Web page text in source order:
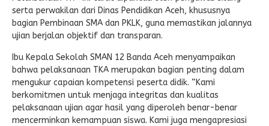
serta perwakilan dari Dinas Pendidikan Aceh, khususnya
bagian Pembinaan SMA dan PKLK, guna memastikan jalannya
ujian berjalan objektif dan transparan.
Ibu Kepala Sekolah SMAN 12 Banda Aceh menyampaikan
bahwa pelaksanaan TKA merupakan bagian penting dalam
mengukur capaian kompetensi peserta didik. “Kami
berkomitmen untuk menjaga integritas dan kualitas
pelaksanaan ujian agar hasil yang diperoleh benar-benar
mencerminkan kemampuan siswa. Kami juga mengapresiasi